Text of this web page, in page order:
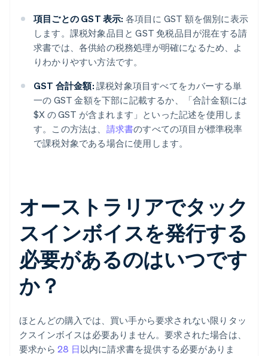
項目ごとの GST 表示: 各項目に GST 額を個別に表示
します。課税対象品目と GST 免税品目が混在する請
求書では、各供給の税務処理が明確になるため、よ
りわかりやすい方法です。
GST 合計金額: 課税対象項目すべてをカバーする単
一の GST 金額を下部に記載するか、「合計金額には
$X の GST が含まれます」といった記述を使用しま
す。この方法は、 請求書のすべての項目が標準税率
で課税対象である場合に使用します。
オーストラリアでタック
スインボイスを発行する
必要があるのはいつです
か？
ほとんどの購入では、買い手から要求されない限りタッ
クスインボイスは必要ありません。要求された場合は、
要求から 28 日以内に請求書を提供する必要がありま